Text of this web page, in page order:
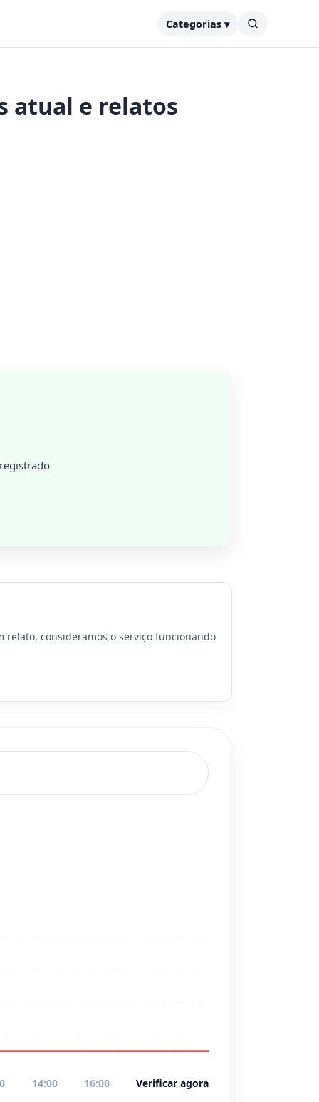
Categorias ▾
atual e relatos
relato, consideramos o serviço funcionando
14:00 16:00 Verificar agora